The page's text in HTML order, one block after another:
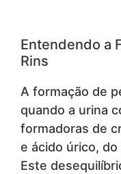
Entendendo a
Rins
A formação de
quando a urina
formadoras de
e ácido úrico,
Este